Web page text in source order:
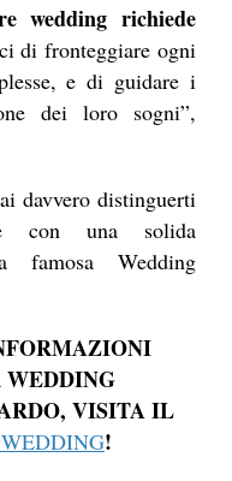
wedding richiede
di fronteggiare ogni
e di guidare i
dei loro sogni”,
davvero distinguerti
con una solida
famosa Wedding
WEDDING
VISITA IL
!